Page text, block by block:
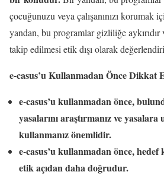
çocuğunuzu veya çalışanınızı korumak
yandan, bu programlar gizliliğe
takip edilmesi etik dışı olarak
e-casus’u Kullanmadan Önce Dikkat
e-casus’u kullanmadan önce,
yasalarını araştırmanız ve
kullanmanız önemlidir.
e-casus’u kullanmadan önce,
etik açıdan daha doğrudur.